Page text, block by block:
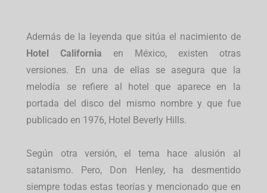
Además de la leyenda que sitúa el nacimiento de
Hotel California en México, existen otras
versiones. En una de ellas se asegura que la
melodía se refiere al hotel que aparece en la
portada del disco del mismo nombre y que fue
publicado en 1976, Hotel Beverly Hills.
Según otra versión, el tema hace alusión al
satanismo. Pero, Don Henley, ha desmentido
siempre todas estas teorías y mencionado que en